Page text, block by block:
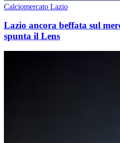
Calciomercato Lazio
Lazio ancora beffata sul
spunta il Lens